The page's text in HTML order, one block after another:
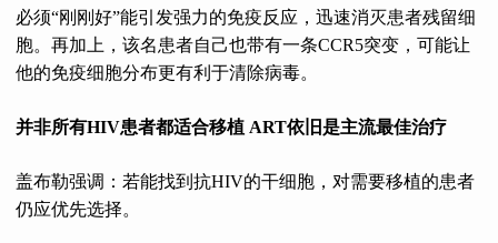
必须“刚刚好”能引发强力的免疫反应，迅速消灭患者残留细
胞。再加上，该名患者自己也带有一条CCR5突变，可能让
他的免疫细胞分布更有利于清除病毒。
并非所有HIV患者都适合移植 ART依旧是主流最佳治疗
盖布勒强调：若能找到抗HIV的干细胞，对需要移植的患者
仍应优先选择。